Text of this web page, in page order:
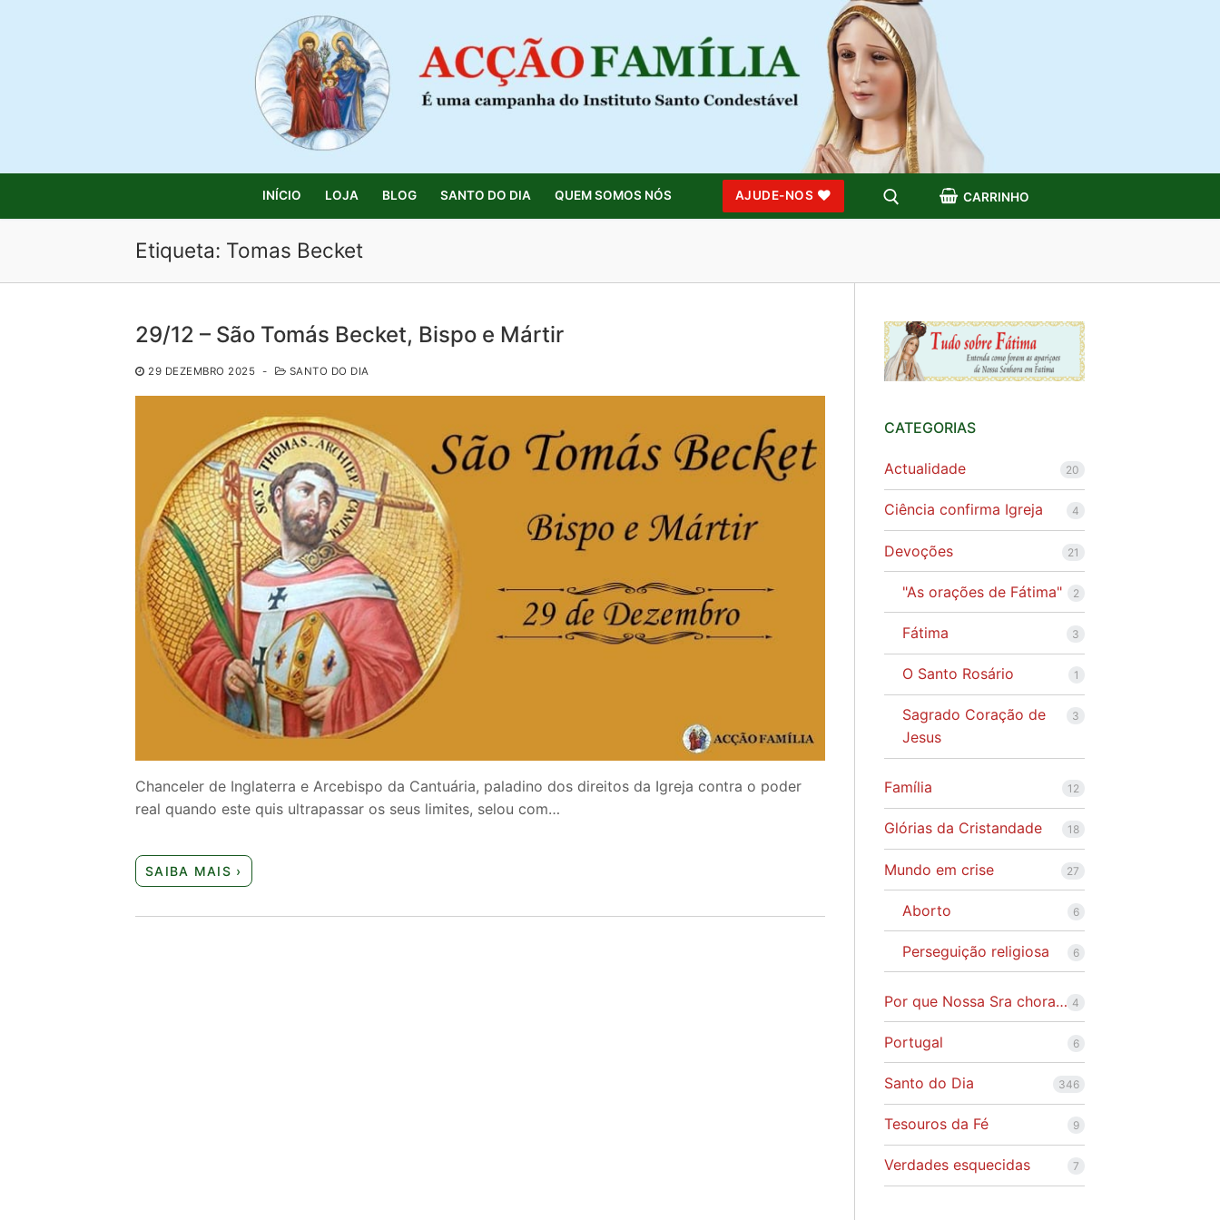
INÍCIO LOJA BLOG SANTO DO DIA QUEM SOMOS NÓS AJUDE-NOS CARRINHO
por:
Início
Loja
Blog
Santo do Dia
Quem somos nós
CARRINHO
Etiqueta: Tomas Becket
29/12 – São Tomás Becket, Bispo e Mártir
29 DEZEMBRO 2025 - SANTO DO DIA
Chanceler de Inglaterra e Arcebispo da Cantuária, paladino dos direitos da Igreja contra o poder
real quando este quis ultrapassar os seus limites, selou com…
SAIBA MAIS ›
CATEGORIAS
Actualidade 20
Ciência confirma Igreja 4
Devoções 21
"As orações de Fátima" 2
Fátima 3
O Santo Rosário 1
Sagrado Coração de
Jesus
3
Família 12
Glórias da Cristandade 18
Mundo em crise 27
Aborto 6
Perseguição religiosa 6
Por que Nossa Sra chora… 4
Portugal 6
Santo do Dia 346
Tesouros da Fé 9
Verdades esquecidas 7